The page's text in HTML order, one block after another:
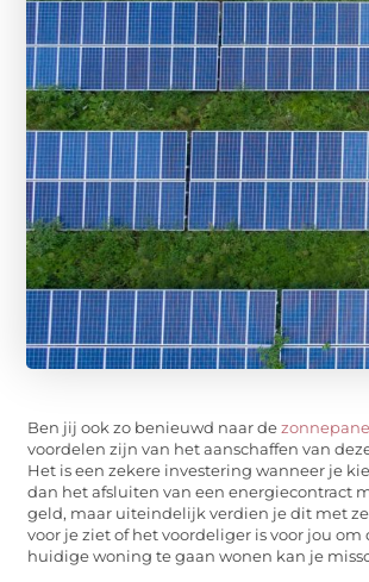
Ben jij ook zo benieuwd naar de
voordelen zijn van het aanschaffen van
Het is een zekere investering wanneer je
dan het afsluiten van een energiecontract
geld, maar uiteindelijk verdien je dit met
voor je ziet of het voordeliger is voor jou
huidige woning te gaan wonen kan je